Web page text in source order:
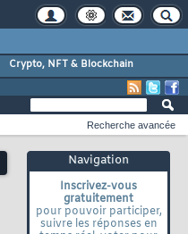
Crypto, NFT & Blockchain
Navigation
Inscrivez-vous
gratuitement
pour pouvoir participer,
suivre les réponses en
Recherche avancée